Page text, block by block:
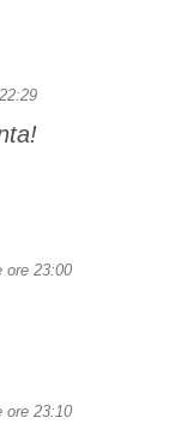
ore 23:00
ore 23:10